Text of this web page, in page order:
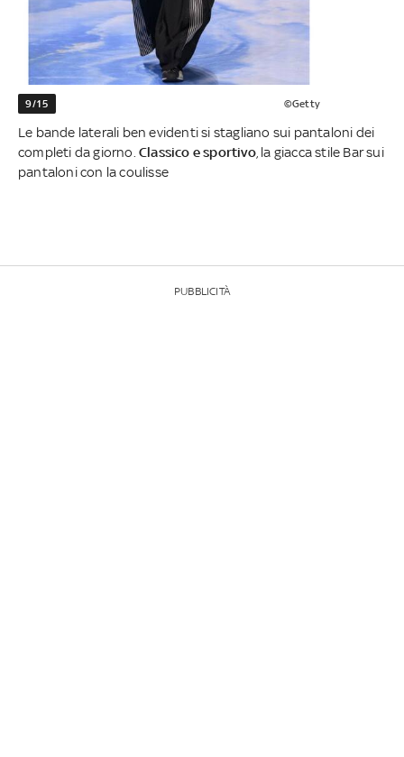
9/15 ©Getty
Le bande laterali ben evidenti si stagliano sui pantaloni dei
completi da giorno. Classico e sportivo, la giacca stile Bar sui
pantaloni con la coulisse
PUBBLICITÀ